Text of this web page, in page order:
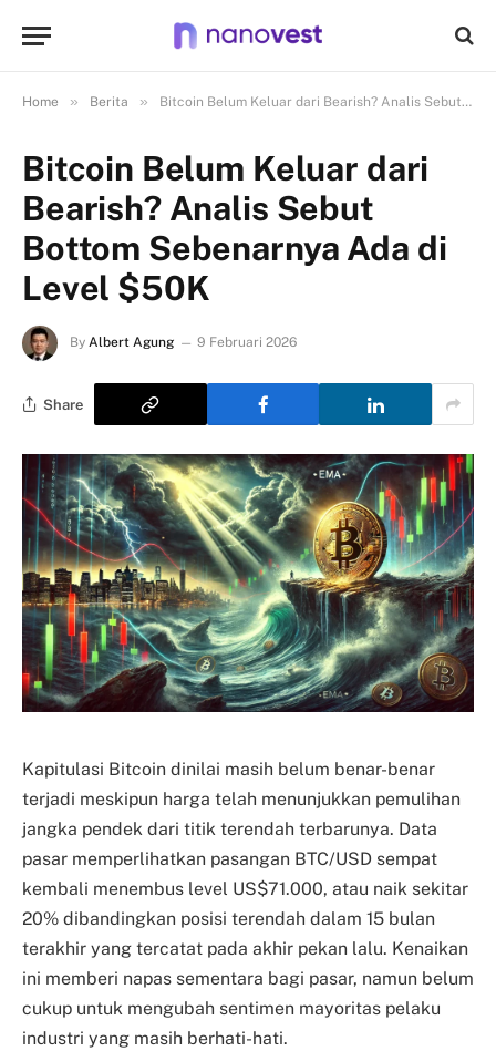
Home » Berita » Bitcoin Belum Keluar dari Bearish? Analis Sebut Bottom Sebenarnya Ada di Level $50K
Bitcoin Belum Keluar dari
Bearish? Analis Sebut
Bottom Sebenarnya Ada di
Level $50K
By Albert Agung 9 Februari 2026
Share
Kapitulasi Bitcoin dinilai masih belum benar-benar
terjadi meskipun harga telah menunjukkan pemulihan
jangka pendek dari titik terendah terbarunya. Data
pasar memperlihatkan pasangan BTC/USD sempat
kembali menembus level US$71.000, atau naik sekitar
20% dibandingkan posisi terendah dalam 15 bulan
terakhir yang tercatat pada akhir pekan lalu. Kenaikan
ini memberi napas sementara bagi pasar, namun belum
cukup untuk mengubah sentimen mayoritas pelaku
industri yang masih berhati-hati.